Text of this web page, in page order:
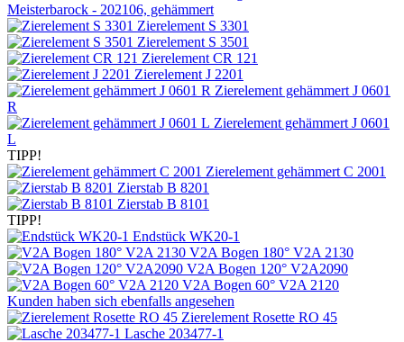
Meisterbarock - 202106, gehämmert
Zierelement S 3301
Zierelement S 3501
Zierelement CR 121
Zierelement J 2201
Zierelement gehämmert J 0601
R
Zierelement gehämmert J 0601
L
TIPP!
Zierelement gehämmert C 2001
Zierstab B 8201
Zierstab B 8101
TIPP!
Endstück WK20-1
V2A Bogen 180° V2A 2130
V2A Bogen 120° V2A2090
V2A Bogen 60° V2A 2120
Kunden haben sich ebenfalls angesehen
Zierelement Rosette RO 45
Lasche 203477-1